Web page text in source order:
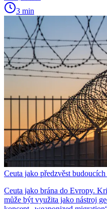
3 min
Ceuta jako předzvěst
Ceuta jako brána do Evropy.
může být využita jako nástroj